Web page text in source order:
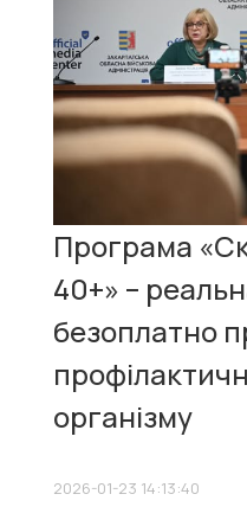
Програма
40+» –
безоплатно
організму
2026-01-23 14:13:40